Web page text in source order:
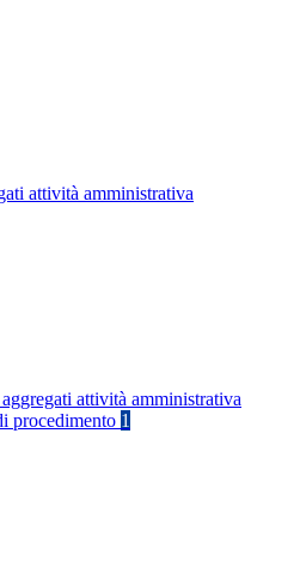
attività amministrativa
attività amministrativa
procedimento 1